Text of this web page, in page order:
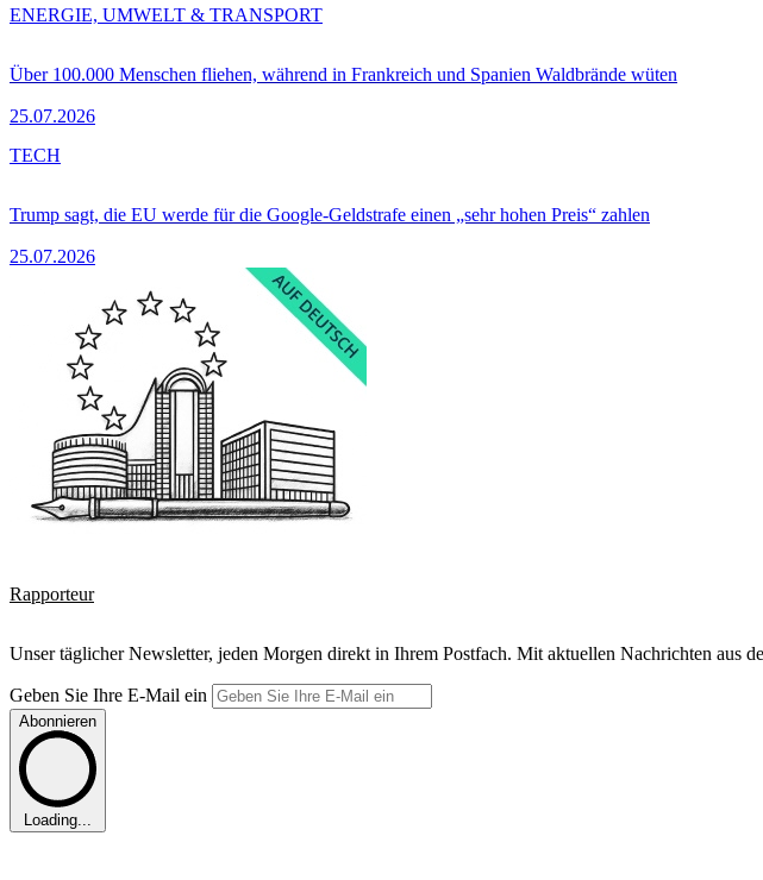
Über 100.000 Menschen fliehen, während in Frankreich und Spanien Waldbrände wüten
25.07.2026
ENERGIE, UMWELT & TRANSPORT
Trump sagt, die EU werde für die Google-Geldstrafe einen „sehr hohen Preis“ zahlen
25.07.2026
TECH
Rapporteur
Unser täglicher Newsletter, jeden Morgen direkt in Ihrem Postfach. Mit aktuellen Nachrichten aus
Geben Sie Ihre E-Mail ein
Abonnieren
Loading...